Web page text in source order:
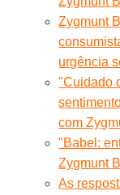
Zygmunt
urgência
"Cuidado
com
"Babel:
Zygmunt
As